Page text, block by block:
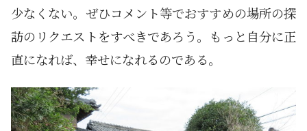
少なくない。ぜひコメント等でおすすめの場所の探
訪のリクエストをすべきであろう。もっと自分に正
直になれば、幸せになれるのである。